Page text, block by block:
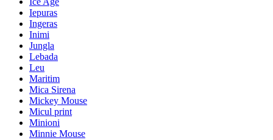
Iepuras
Ingeras
Inimi
Jungla
Lebada
Leu
Maritim
Mica Sirena
Mickey Mouse
Micul print
Minioni
Minnie Mouse